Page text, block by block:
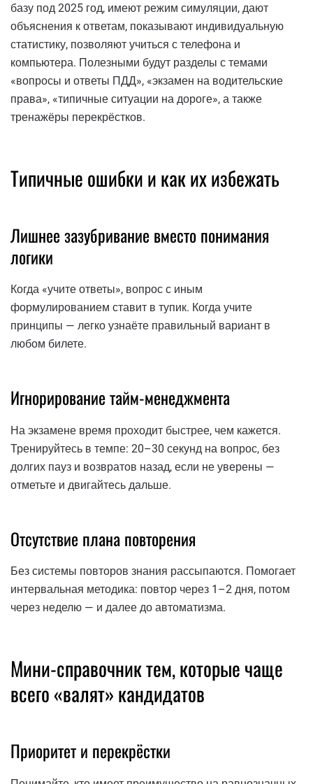
базу под 2025 год, имеют режим симуляции, дают
объяснения к ответам, показывают индивидуальную
статистику, позволяют учиться с телефона и
компьютера. Полезными будут разделы с темами
«вопросы и ответы ПДД», «экзамен на водительские
права», «типичные ситуации на дороге», а также
тренажёры перекрёстков.
Типичные ошибки и как их избежать
Лишнее зазубривание вместо понимания
логики
Когда «учите ответы», вопрос с иным
формулированием ставит в тупик. Когда учите
принципы — легко узнаёте правильный вариант в
любом билете.
Игнорирование тайм-менеджмента
На экзамене время проходит быстрее, чем кажется.
Тренируйтесь в темпе: 20–30 секунд на вопрос, без
долгих пауз и возвратов назад, если не уверены —
отметьте и двигайтесь дальше.
Отсутствие плана повторения
Без системы повторов знания рассыпаются. Помогает
интервальная методика: повтор через 1–2 дня, потом
через неделю — и далее до автоматизма.
Мини-справочник тем, которые чаще
всего «валят» кандидатов
Приоритет и перекрёстки